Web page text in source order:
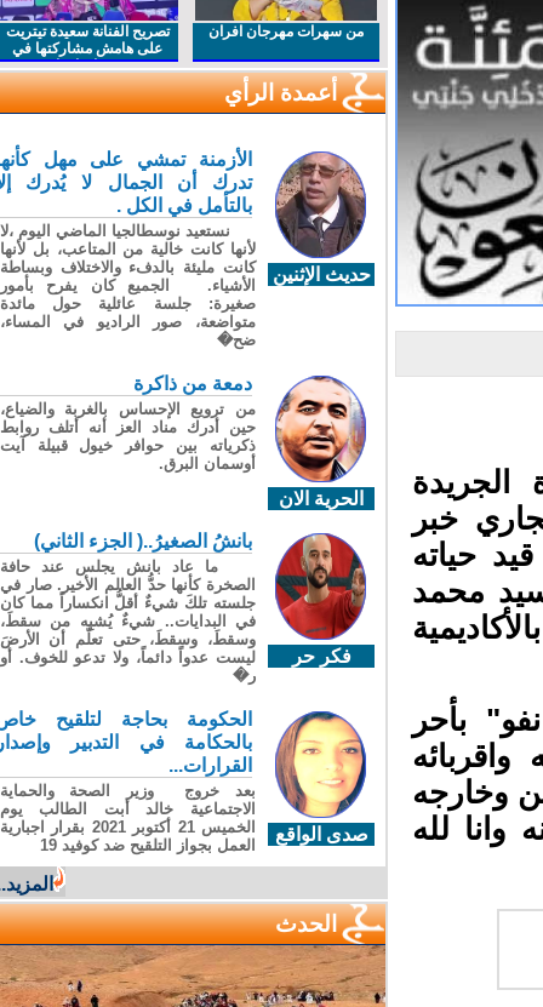
الاربعاء 22 يناير الجاري خبر
حياته
والد السيد محمد
بأحر
وخارجه
لله
من سهرات مهرجان افران
تصريح الفنانة سعيدة تيتريت
على هامش مشاركتها في
مهرجان افران
أعمدة الرأي
حديث الإثنين
الأزمنة تمشي على مهل كأنها
تدرك أن الجمال لا يُدرك إلا
بالتأمل في الكل .
نستعيد نوسطالجيا الماضي اليوم ،لا
لأنها كانت خالية من المتاعب، بل لأنها
كانت مليئة بالدفء والاختلاف وبساطة
الأشياء. الجميع كان يفرح بأمور
صغيرة: جلسة عائلية حول مائدة
متواضعة، صور الراديو في المساء،
ضح�
الحرية الان
دمعة من ذاكرة
من ترويع الإحساس بالغربة والضياع،
حين أدرك مناد العز أنه أتلف روابط
ذكرياته بين حوافر خيول قبيلة آيت
أوسمان البرق.
فكر حر
بانشُ الصغيرُ..( الجزء الثاني)
ما عاد بانش يجلس عند حافة
الصخرة كأنها حدُّ العالم الأخير. صار في
جلسته تلكَ شيءٌ أقلُّ انكساراً مما كان
في البدايات.. شيءٌ يُشبِه من سقطَ،
وسقطَ، وسقطَ، حتى تعلّم أن الأرضَ
ليست عدواً دائماً، ولا تدعو للخوف. أو
ر�
صدى الواقع
الحكومة بحاجة لتلقيح خاص
بالحكامة في التدبير وإصدار
القرارات...
بعد خروج وزير الصحة والحماية
الاجتماعية خالد أبت الطالب يوم
الخميس 21 أكتوبر 2021 بقرار اجبارية
العمل بجواز التلقيح ضد كوفيد 19
المزيد...
الحدث